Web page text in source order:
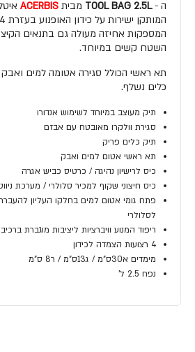
ה -TOOL BAG 2.5L מבית ACERBIS
המספקות אחיזה מעולה גם בתנאים
השטח קשים במיוחד.
תא ראשי הכולל סגירה אטומה למים ואבק
כלים נשלף.
תיק מעוצב במיוחד לשימוש אנדורו
סגירת וולקרו מאובטח עם אבזם
תיק כלים פריק
תא ראשי אטום למים ואבק
כיס לרישיון נהיגה / כרטיס כביש אגרה
כיס חיצוני שקוף למכיר סלולרי / מערכת
פתח גומי אטום למים בחלקו העליון
לסלולרי
ריפוד המנוע וויברציות ליציבות מוגברת
4 רצועות הצמדה לכידון
מימדים א30ס"מ / ג13ס"מ / ר8 ס"מ
נפח 2.5 ל'